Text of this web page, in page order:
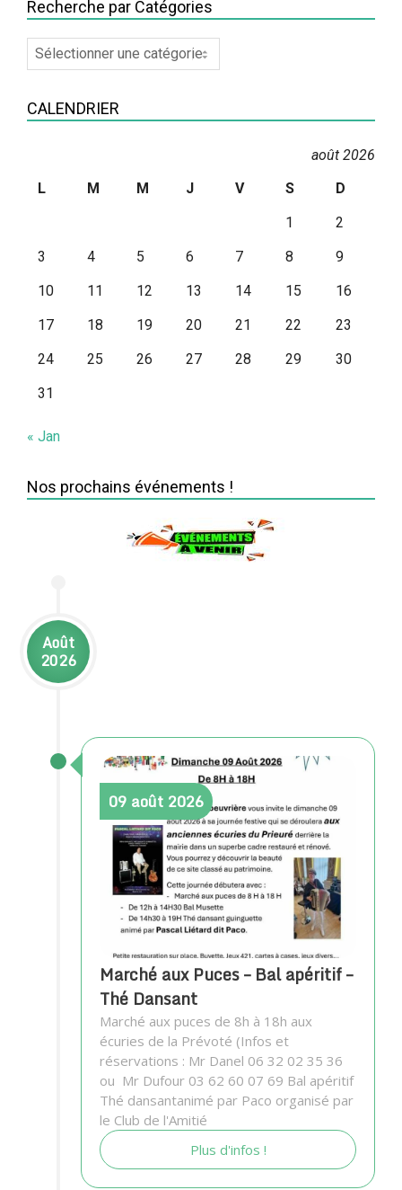
Recherche par Catégories
Recherche
par
CALENDRIER
août 2026
L
M M J V S
D
1
2
3
4 5 6 7 8
9
10
11 12 13 14 15
16
17
18 19 20 21 22
23
24
25 26 27 28 29
30
31
« Jan
Nos prochains événements !
Août
2026
09 août 2026
Marché aux Puces – Bal apéritif –
Thé Dansant
Marché aux puces de 8h à 18h aux
écuries de la Prévoté (Infos et
réservations : Mr Danel 06 32 02 35 36
ou Mr Dufour 03 62 60 07 69 Bal apéritif
Thé dansantanimé par Paco organisé par
le Club de l'Amitié
Plus d'infos !